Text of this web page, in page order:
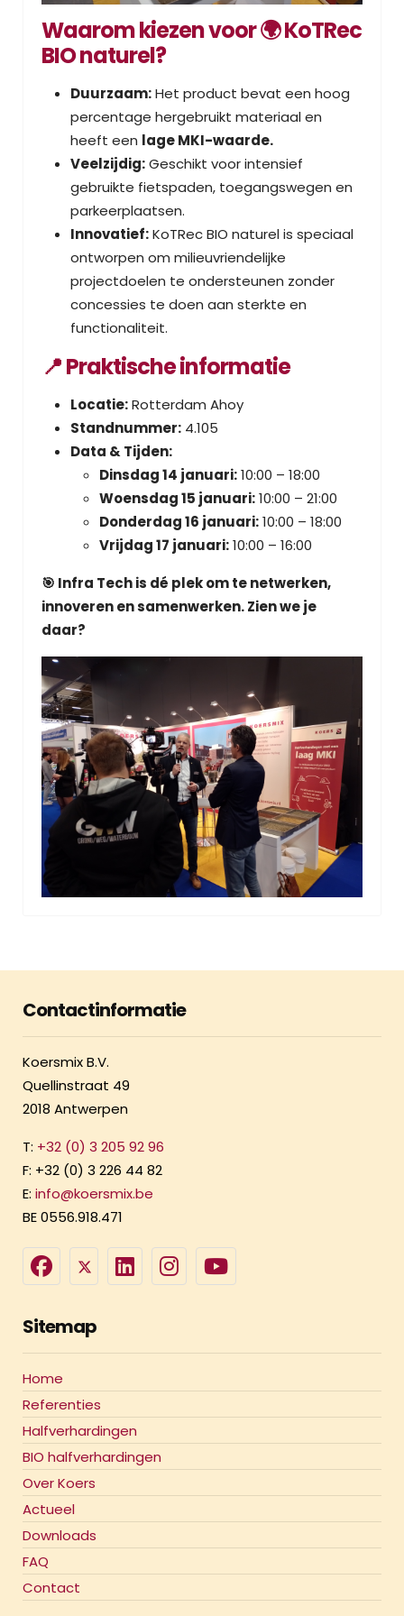
Waarom kiezen voor 🌍 KoTRec
BIO naturel?
Duurzaam:Het product bevat een hoog
percentage hergebruikt materiaal en
heeft een lage MKI-waarde.
Veelzijdig:Geschikt voor intensief
gebruikte fietspaden, toegangswegen en
parkeerplaatsen.
Innovatief:KoTRec BIO naturel is speciaal
ontworpen om milieuvriendelijke
projectdoelen te ondersteunen zonder
concessies te doen aan sterkte en
functionaliteit.
📍 Praktische informatie
Locatie:Rotterdam Ahoy
Standnummer: 4.105
Data & Tijden:
Dinsdag 14 januari:10:00 – 18:00
Woensdag 15 januari:10:00 – 21:00
Donderdag 16 januari:10:00 – 18:00
Vrijdag 17 januari:10:00 – 16:00
🎯 Infra Tech is dé plek om te netwerken,
innoveren en samenwerken. Zien we je
daar?
Contactinformatie
Koersmix B.V.
Quellinstraat 49
2018 Antwerpen
T: +32 (0) 3 205 92 96
F: +32 (0) 3 226 44 82
E: info@koersmix.be
BE 0556.918.471
Sitemap
Home
Referenties
Halfverhardingen
BIO halfverhardingen
Over Koers
Actueel
Downloads
FAQ
Contact